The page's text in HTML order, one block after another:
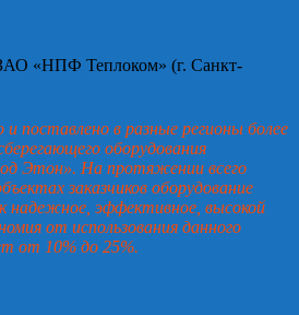
«НПФ Теплоком» (г. Санкт-
поставлено в разные регионы более
оборудования
Этон». На протяжении всего
заказчиков оборудование
надежное, эффективное, высокой
от использования данного
от 10% до 25%.